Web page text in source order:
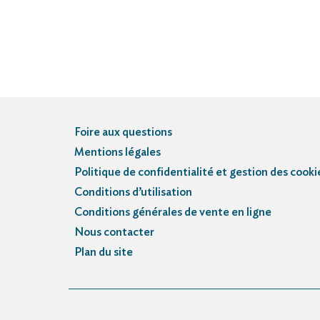
Foire aux questions
Mentions légales
Politique de confidentialité et gestion des
Conditions d’utilisation
Conditions générales de vente en ligne
Nous contacter
Plan du site